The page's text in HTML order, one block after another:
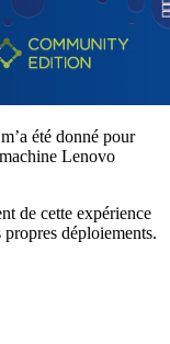
été donné pour
Lenovo
de cette expérience
déploiements.